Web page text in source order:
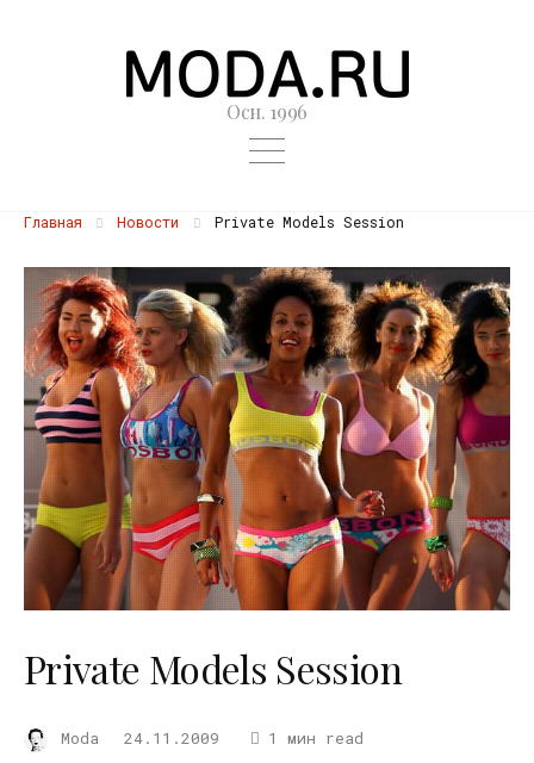
Осн. 1996
Главная Новости Private Models Session
Private Models Session
Moda 24.11.2009 1 мин read